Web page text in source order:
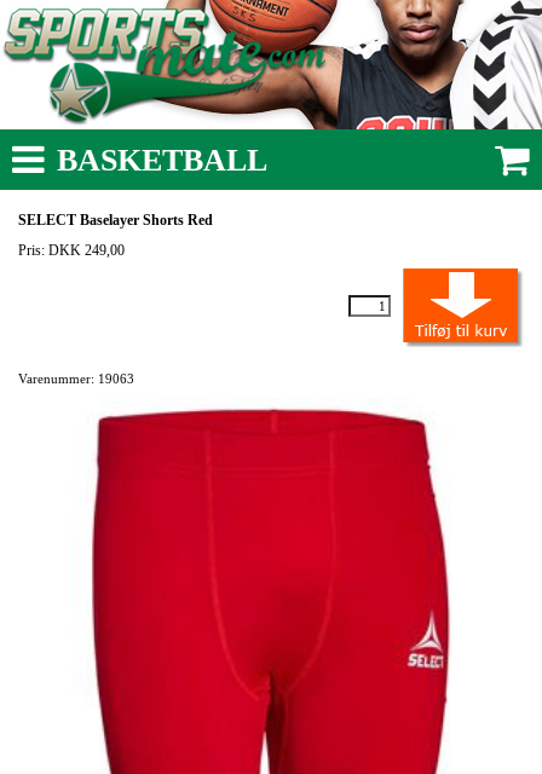
BASKETBALL
SELECT Baselayer Shorts Red
Pris: DKK 249,00
Varenummer: 19063